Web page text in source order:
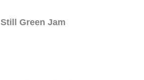
Still Green Jam